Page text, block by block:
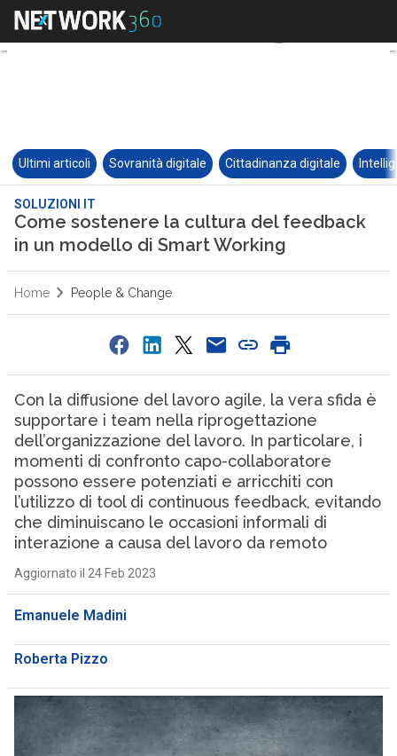
Ultimi articoli Sovranità digitale Cittadinanza digitale
SOLUZIONI IT
Come sostenere la cultura del feedback
in un modello di Smart Working
Home People & Change
Con la diffusione del lavoro agile, la vera sfida è
supportare i team nella riprogettazione
dell’organizzazione del lavoro. In particolare, i
momenti di confronto capo-collaboratore
possono essere potenziati e arricchiti con
l’utilizzo di tool di continuous feedback, evitando
che diminuiscano le occasioni informali di
interazione a causa del lavoro da remoto
Aggiornato il 24 Feb 2023
Emanuele Madini
Roberta Pizzo